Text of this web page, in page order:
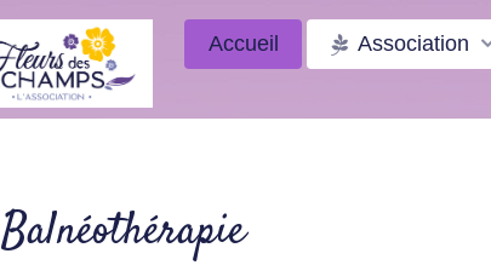
Accueil Association
Balnéothérapie